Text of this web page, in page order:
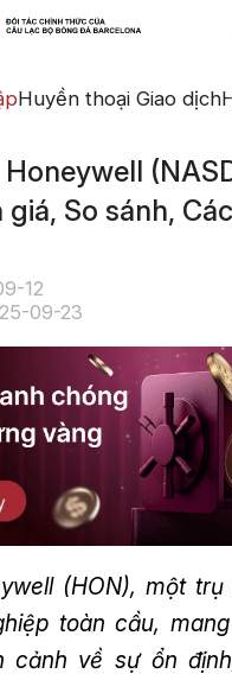
Huyền thoại Giao dịch
So sánh,
12
09-23
(HON), một
toàn cầu,
cảnh về sự ổn